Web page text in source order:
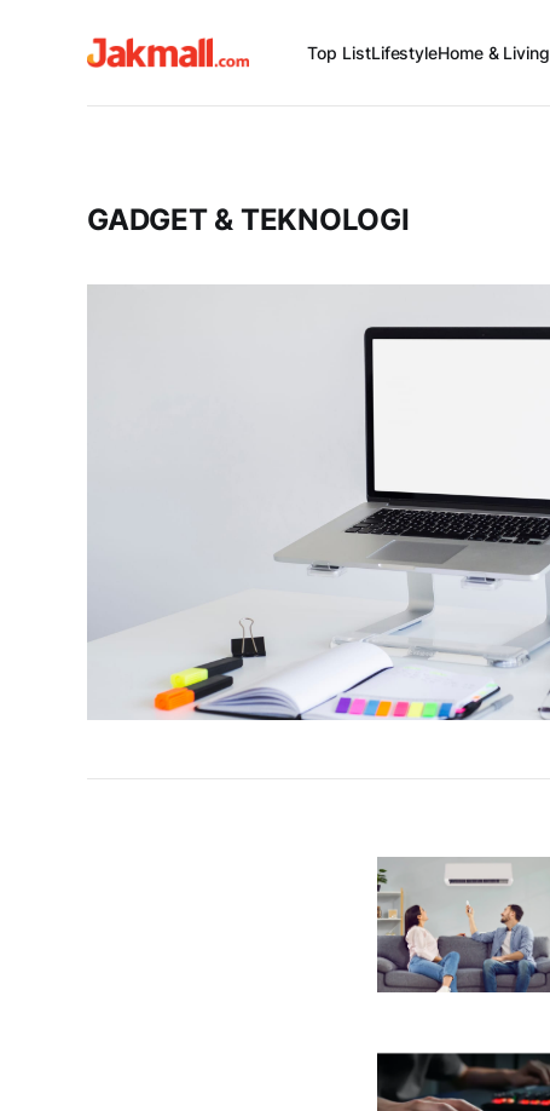
Top ListLifestyleHome & Living
GADGET & TEKNOLOGI